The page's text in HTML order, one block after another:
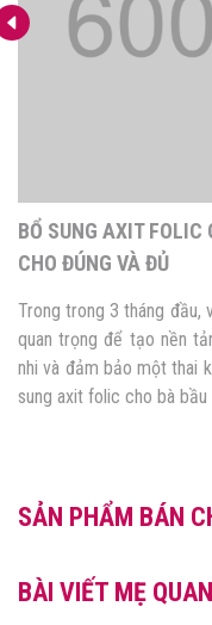
BỔ SUNG AXIT
CHO ĐÚNG VÀ ĐỦ
Trong trong 3 tháng đầu,
quan trọng để tạo nền
nhi và đảm bảo một thai
sung axit folic cho bà bầu
SẢN PHẨM BÁN
BÀI VIẾT MẸ